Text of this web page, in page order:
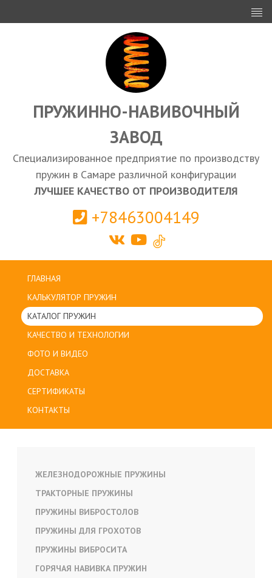
ИНВЕСТОРАМ
ПРОЕКТИРОВАНИЕ
ЭКСПОРТ
ЗАКУПКИ
КАЛЬКУЛЯТОР ПРУЖИН
Самара
ПРУЖИННО-НАВИВОЧНЫЙ
ЗАВОД
Специализированное предприятие по производству
пружин в Самаре различной конфигурации
ЛУЧШЕЕ КАЧЕСТВО ОТ ПРОИЗВОДИТЕЛЯ
+78463004149
ГЛАВНАЯ
КАЛЬКУЛЯТОР ПРУЖИН
КАТАЛОГ ПРУЖИН
КАЧЕСТВО И ТЕХНОЛОГИИ
ФОТО И ВИДЕО
ДОСТАВКА
СЕРТИФИКАТЫ
КОНТАКТЫ
ЖЕЛЕЗНОДОРОЖНЫЕ ПРУЖИНЫ
ТРАКТОРНЫЕ ПРУЖИНЫ
ПРУЖИНЫ ВИБРОСТОЛОВ
ПРУЖИНЫ ДЛЯ ГРОХОТОВ
ПРУЖИНЫ ВИБРОСИТА
ГОРЯЧАЯ НАВИВКА ПРУЖИН